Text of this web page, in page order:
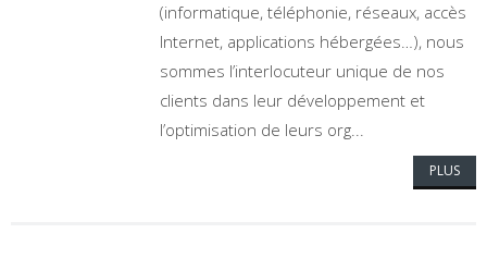
(informatique, téléphonie, réseaux, accès
Internet, applications hébergées…), nous
sommes l’interlocuteur unique de nos
clients dans leur développement et
l’optimisation de leurs org...
PLUS